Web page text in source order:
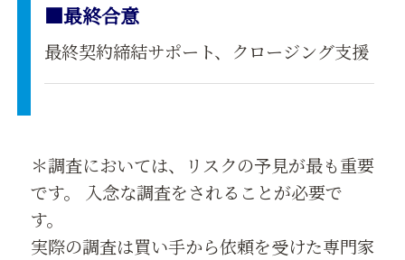
■最終合意
最終契約締結サポート、クロージング支援
＊調査においては、リスクの予見が最も重要
です。 入念な調査をされることが必要で
す。
実際の調査は買い手から依頼を受けた専門家